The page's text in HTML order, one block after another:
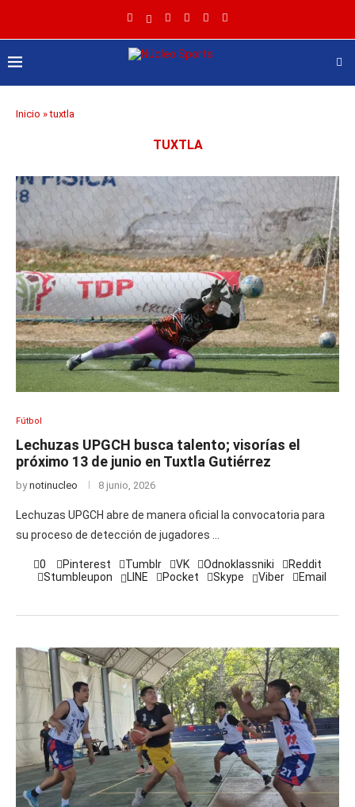
Inicio »tuxtla
TUXTLA
Fútbol
Lechuzas UPGCH busca talento; visorías el
próximo 13 de junio en Tuxtla Gutiérrez
bynotinucleo 8 junio, 2026
Lechuzas UPGCH abre de manera oficial la convocatoria para
su proceso de detección de jugadores …
0 Pinterest Tumblr VK Odnoklassniki
Reddit
Stumbleupon
LINE Pocket Skype Viber Email